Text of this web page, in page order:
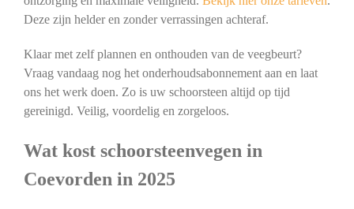
Deze zijn helder en zonder verrassingen achteraf.
Klaar met zelf plannen en onthouden van de veegbeurt?
Vraag vandaag nog het onderhoudsabonnement aan en laat
ons het werk doen. Zo is uw schoorsteen altijd op tijd
gereinigd. Veilig, voordelig en zorgeloos.
Wat kost schoorsteenvegen in
Coevorden in 2025